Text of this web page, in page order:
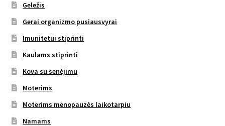
Geležis
Gerai organizmo pusiausvyrai
Imunitetui stiprinti
Kaulams stiprinti
Kova su senėjimu
Moterims
Moterims menopauzės laikotarpiu
Namams